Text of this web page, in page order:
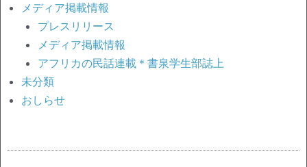
メディア掲載情報
プレスリリース
メディア掲載情報
アフリカの民話連載＊書泉学生部誌上
未分類
おしらせ